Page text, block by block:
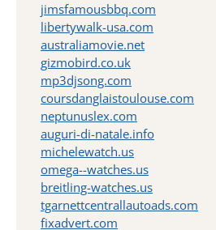
jimsfamousbbq.com
libertywalk-usa.com
australiamovie.net
gizmobird.co.uk
mp3djsong.com
coursdanglaistoulouse.com
neptunuslex.com
auguri-di-natale.info
michelewatch.us
omega--watches.us
breitling-watches.us
tgarnettcentrallautoads.com
fixadvert.com